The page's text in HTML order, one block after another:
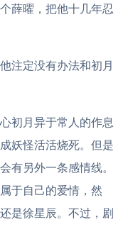
薛曜，把他十几年忍
注定没有办法和初月
初月异于常人的作息
妖怪活活烧死。但是
有另外一条感情线。
于自己的爱情，然
是徐星辰。不过，剧